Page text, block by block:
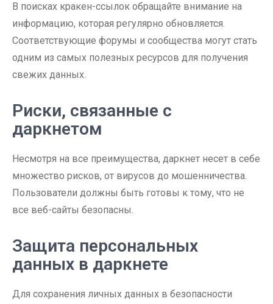
В поисках кракен-ссылок обращайте внимание на
информацию, которая регулярно обновляется.
Соответствующие форумы и сообщества могут стать
одним из самых полезных ресурсов для получения
свежих данных.
Риски, связанные с
даркнетом
Несмотря на все преимущества, даркнет несет в себе
множество рисков, от вирусов до мошенничества.
Пользователи должны быть готовы к тому, что не
все веб-сайты безопасны.
Защита персональных
данных в даркнете
Для сохранения личных данных в безопасности